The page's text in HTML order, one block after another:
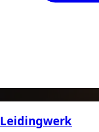
Leidingwerk